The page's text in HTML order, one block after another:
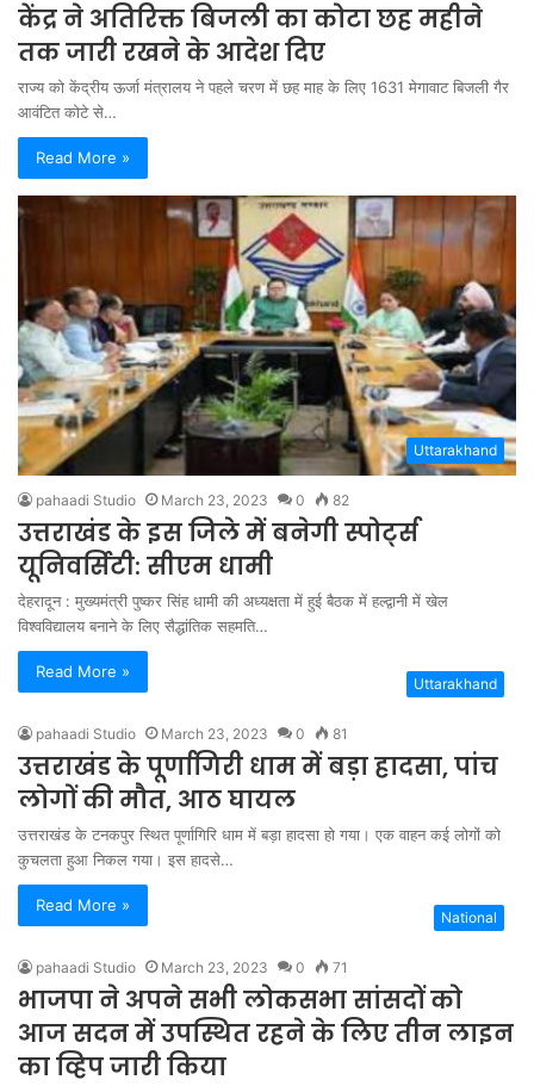
केंद्र ने अतिरिक्त बिजली का कोटा छह महीने
तक जारी रखने के आदेश दिए
राज्य को केंद्रीय ऊर्जा मंत्रालय ने पहले चरण में छह माह के लिए 1631 मेगावाट बिजली गैर
आवंटित कोटे से…
Read More »
Uttarakhand
pahaadi Studio March 23, 2023 0 82
उत्तराखंड के इस जिले में बनेगी स्पोर्ट्स
यूनिवर्सिटी: सीएम धामी
देहरादून : मुख्यमंत्री पुष्कर सिंह धामी की अध्यक्षता में हुई बैठक में हल्द्वानी में खेल
विश्वविद्यालय बनाने के लिए सैद्धांतिक सहमति…
Read More »
Uttarakhand
pahaadi Studio March 23, 2023 0 81
उत्तराखंड के पूर्णागिरी धाम में बड़ा हादसा, पांच
लोगों की मौत, आठ घायल
उत्तराखंड के टनकपुर स्थित पूर्णागिरि धाम में बड़ा हादसा हो गया। एक वाहन कई लोगों को
कुचलता हुआ निकल गया। इस हादसे…
Read More »
National
pahaadi Studio March 23, 2023 0 71
भाजपा ने अपने सभी लोकसभा सांसदों को
आज सदन में उपस्थित रहने के लिए तीन लाइन
का व्हिप जारी किया